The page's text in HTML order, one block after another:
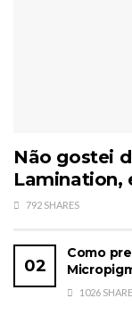
Não gostei
Lamination,
792 SHARES
Como
1026